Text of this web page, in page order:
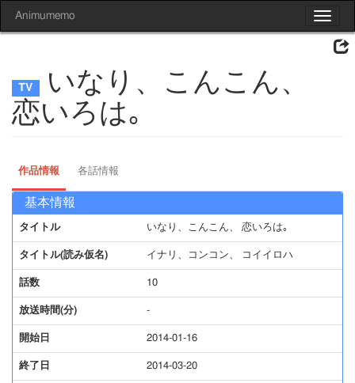
Toggle
Animumemo
いなり、こんこん、
恋いろは｡
作品情報 各話情報
基本情報
タイトル いなり、こんこん、 恋いろは｡
タイトル(読み仮名) イナリ、コンコン、 コイイロハ
話数 10
放送時間(分) -
開始日 2014-01-16
終了日 2014-03-20